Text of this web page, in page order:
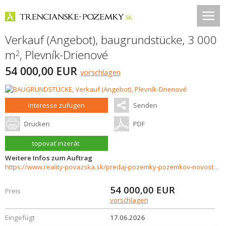
Verkauf (Angebot), baugrundstücke, 3 000
m2, Plevník-Drienové
54 000,00 EUR vorschlagen
Interesse zufügen Senden
Drucken PDF
topovať inzerát
Weitere Infos zum Auftrag
https://www.reality-povazska.sk/predaj-pozemky-pozemkov-novostavby/Predaj-investicneho-pozemku-v-extravilane-obce-PlevnikDrienove---3-000-m2-37734/?utm_source=areality&utm_medium=xml&utm_term=37734&utm_content=chalupa&utm_campaign=portaly
Preis 54 000,00 EUR
vorschlagen
Eingefügt
17.06.2026